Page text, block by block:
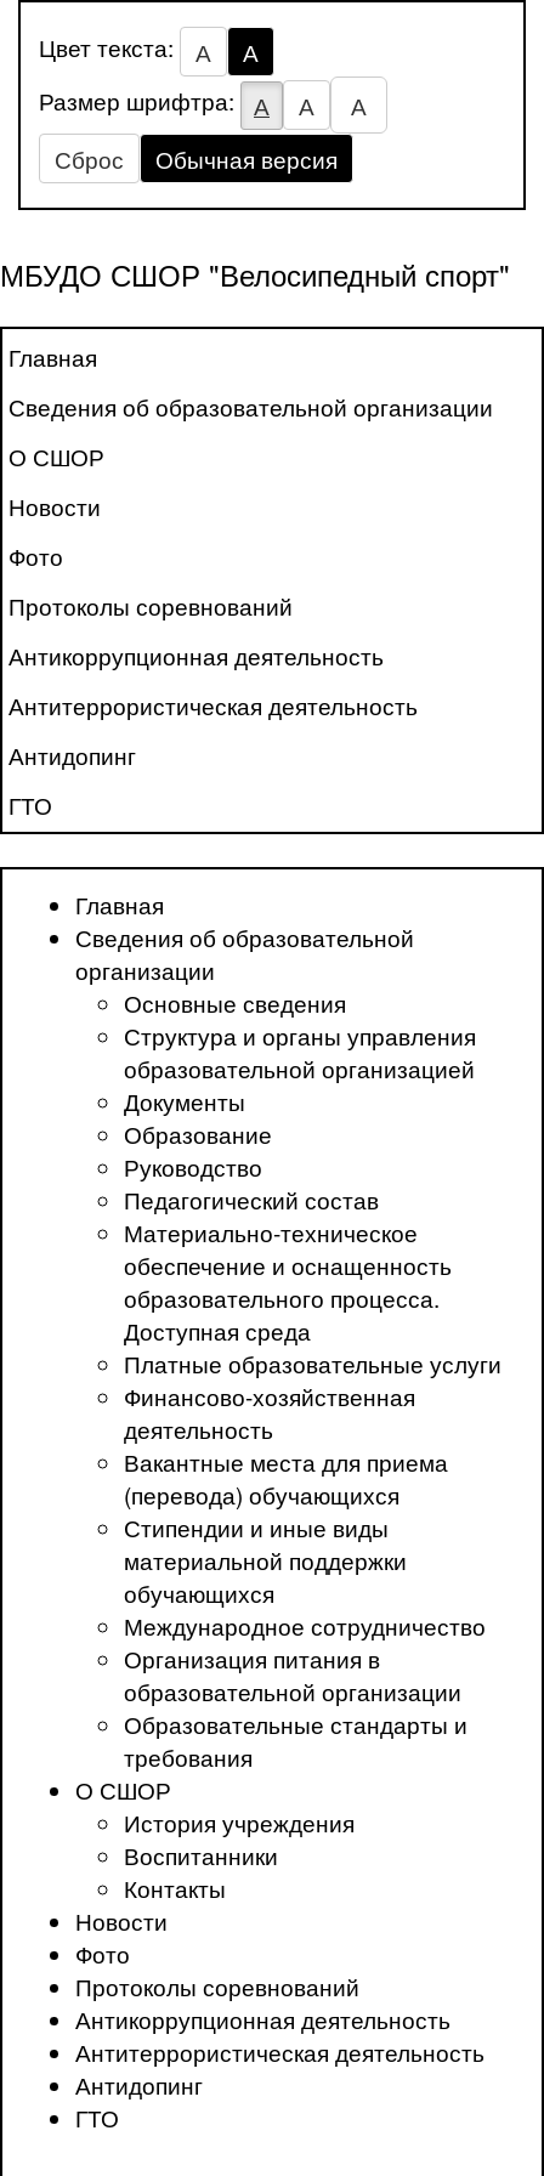
Цвет текста: А
А
Размер шрифтра:
А А
А
Сброс
Обычная версия
МБУДО СШОР "Велосипедный спорт"
Главная
Сведения об образовательной организации
О СШОР
Новости
Фото
Протоколы соревнований
Антикоррупционная деятельность
Антитеррористическая деятельность
Антидопинг
ГТО
Главная
Сведения об образовательной
организации
Основные сведения
Структура и органы управления
образовательной организацией
Документы
Образование
Руководство
Педагогический состав
Материально-техническое
обеспечение и оснащенность
образовательного процесса.
Доступная среда
Платные образовательные услуги
Финансово-хозяйственная
деятельность
Вакантные места для приема
(перевода) обучающихся
Стипендии и иные виды
материальной поддержки
обучающихся
Международное сотрудничество
Организация питания в
образовательной организации
Образовательные стандарты и
требования
О СШОР
История учреждения
Воспитанники
Контакты
Новости
Фото
Протоколы соревнований
Антикоррупционная деятельность
Антитеррористическая деятельность
Антидопинг
ГТО